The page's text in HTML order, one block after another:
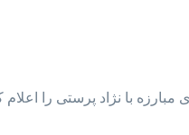
با نژاد پرستی را اعلام